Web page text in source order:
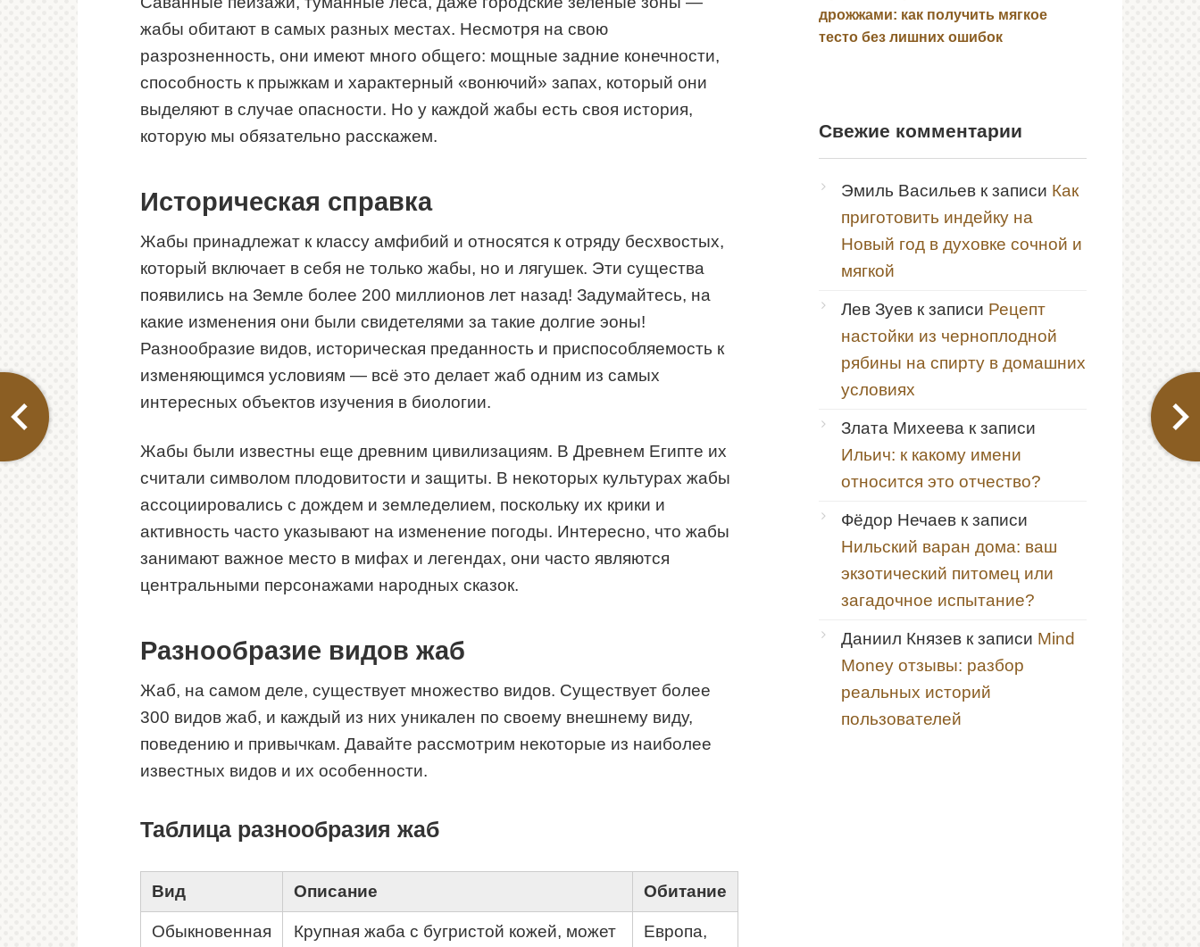
жабы обитают в самых разных местах. Несмотря на свою
разрозненность, они имеют много общего: мощные задние конечности,
способность к прыжкам и характерный «вонючий» запах, который они
выделяют в случае опасности. Но у каждой жабы есть своя история,
которую мы обязательно расскажем.
Историческая справка
Жабы принадлежат к классу амфибий и относятся к отряду бесхвостых,
который включает в себя не только жабы, но и лягушек. Эти существа
появились на Земле более 200 миллионов лет назад! Задумайтесь, на
какие изменения они были свидетелями за такие долгие эоны!
Разнообразие видов, историческая преданность и приспособляемость к
изменяющимся условиям — всё это делает жаб одним из самых
интересных объектов изучения в биологии.
Жабы были известны еще древним цивилизациям. В Древнем Египте их
считали символом плодовитости и защиты. В некоторых культурах жабы
ассоциировались с дождем и земледелием, поскольку их крики и
активность часто указывают на изменение погоды. Интересно, что жабы
занимают важное место в мифах и легендах, они часто являются
центральными персонажами народных сказок.
Разнообразие видов жаб
Жаб, на самом деле, существует множество видов. Существует более
300 видов жаб, и каждый из них уникален по своему внешнему виду,
поведению и привычкам. Давайте рассмотрим некоторые из наиболее
известных видов и их особенности.
Таблица разнообразия жаб
Вид Описание Обитание
Обыкновенная
Крупная жаба с бугристой кожей, может
Европа,
дрожжами: как получить мягкое
тесто без лишних ошибок
Свежие комментарии
Эмиль Васильев к записи Как
приготовить индейку на
Новый год в духовке сочной и
мягкой
Лев Зуев к записи Рецепт
настойки из черноплодной
рябины на спирту в домашних
условиях
Злата Михеева к записи
Ильич: к какому имени
относится это отчество?
Фёдор Нечаев к записи
Нильский варан дома: ваш
экзотический питомец или
загадочное испытание?
Даниил Князев к записи Mind
Money отзывы: разбор
реальных историй
пользователей